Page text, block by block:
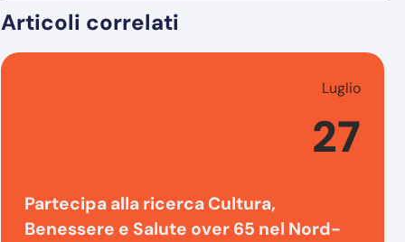
Articoli correlati
Luglio
27
Partecipa alla ricerca Cultura,
Benessere e Salute over 65 nel Nord-